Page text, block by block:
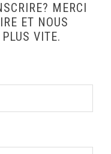
MERCI
ET NOUS
VITE.